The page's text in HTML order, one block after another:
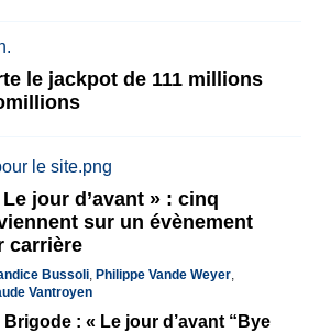
le jackpot de 111 millions
Le jour d’avant » : cinq
sur un évènement
carrière
Bussoli, Philippe Vande Weyer,
Vantroyen
Brigode : « Le jour d’avant “Bye